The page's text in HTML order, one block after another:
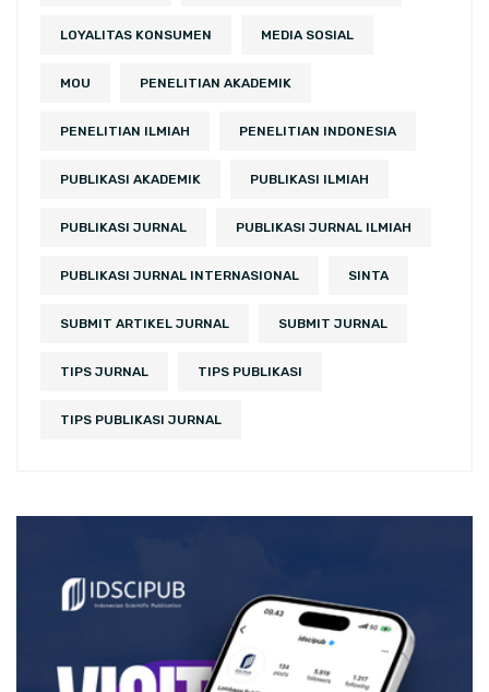
LOYALITAS KONSUMEN MEDIA SOSIAL
MOU PENELITIAN AKADEMIK
PENELITIAN ILMIAH PENELITIAN INDONESIA
PUBLIKASI AKADEMIK PUBLIKASI ILMIAH
PUBLIKASI JURNAL PUBLIKASI JURNAL ILMIAH
PUBLIKASI JURNAL INTERNASIONAL SINTA
SUBMIT ARTIKEL JURNAL SUBMIT JURNAL
TIPS JURNAL TIPS PUBLIKASI
TIPS PUBLIKASI JURNAL